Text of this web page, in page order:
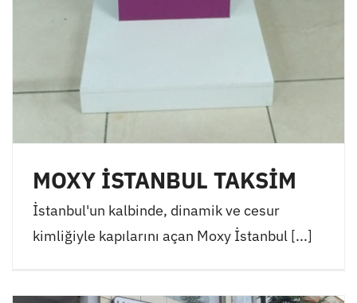
MOXY İSTANBUL TAKSİM
İstanbul'un kalbinde, dinamik ve cesur
kimliğiyle kapılarını açan Moxy İstanbul [...]